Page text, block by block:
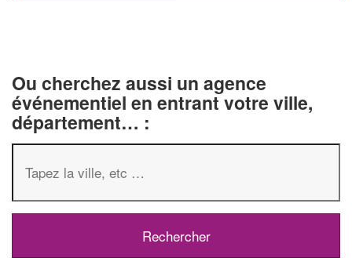
Ou cherchez aussi un agence
événementiel en entrant votre ville,
département… :